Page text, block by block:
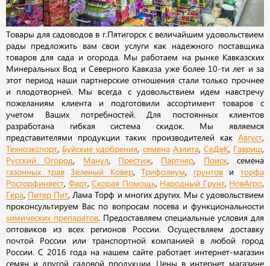
Товары для садоводов в г.Пятигорск с величайшим удовольствием
рады предложить вам свои услуги как надежного поставщика
товаров для сада и огорода. Мы работаем на рынке Кавказских
Минеральных Вод и Северного Кавказа уже более 10-ти лет и за
этот период наши партнерские отношения стали только прочнее
и плодотворней. Мы всегда с удовольствием идем навстречу
пожеланиям клиента и подготовили ассортимент товаров с
учетом Ваших потребностей. Для постоянных клиентов
разработана гибкая система скидок. Мы являемся
представителями продукции таких производителей как Август
Техноэкспорт Буйские удобрения семена Аэлита СеДеК, Гавриш
Русский Огород Манул, Престиж Партнер Поиск, семена
газонных трав Зеленый Ковер,Трифолиум грунтовиторфа
Росторфинвест Фарт, Скорая Помощь Народный Грунт, НовАгро
Гера Питер Пит , Лама Торф и многих других. Мы с удовольствием
проконсультируем Вас по вопросам посева и функциональности
химических препаратов. Предоставляем специальные условия для
оптовиков из всех регионов России. Осуществляем доставку
почтой России или транспортной компанией в любой город
России. С 2016 года на нашем сайте работает интернет-магазин
семян и другой садовой продукции. Цены в интернет магазине